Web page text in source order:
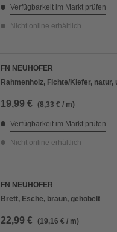
Verfügbarkeit im Markt prüfen
Nicht online erhältlich
FN NEUHOFER
Rahmenholz, Fichte/Kiefer, natur,
19,99 € (8,33 € / m)
Verfügbarkeit im Markt prüfen
Nicht online erhältlich
FN NEUHOFER
Brett, Esche, braun, gehobelt
22,99 € (19,16 € / m)